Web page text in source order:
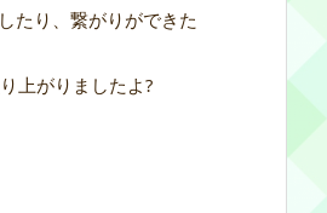
たり、繋がりができた
上がりましたよ?